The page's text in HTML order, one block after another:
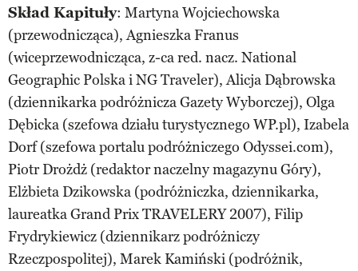
Skład Kapituły: Martyna Wojciechowska
(przewodnicząca), Agnieszka Franus
(wiceprzewodnicząca, z-ca red. nacz. National
Geographic Polska i NG Traveler), Alicja Dąbrowska
(dziennikarka podróżnicza Gazety Wyborczej), Olga
Dębicka (szefowa działu turystycznego WP.pl), Izabela
Dorf (szefowa portalu podróżniczego Odyssei.com),
Piotr Drożdż (redaktor naczelny magazynu Góry),
Elżbieta Dzikowska (podróżniczka, dziennikarka,
laureatka Grand Prix TRAVELERY 2007), Filip
Frydrykiewicz (dziennikarz podróżniczy
Rzeczpospolitej), Marek Kamiński (podróżnik,